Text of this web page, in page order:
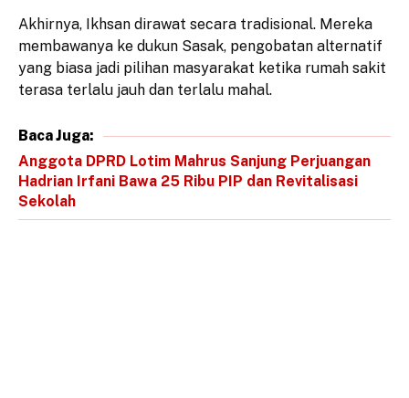
Akhirnya, Ikhsan dirawat secara tradisional. Mereka
membawanya ke dukun Sasak, pengobatan alternatif
yang biasa jadi pilihan masyarakat ketika rumah sakit
terasa terlalu jauh dan terlalu mahal.
Baca Juga:
Anggota DPRD Lotim Mahrus Sanjung Perjuangan
Hadrian Irfani Bawa 25 Ribu PIP dan Revitalisasi
Sekolah